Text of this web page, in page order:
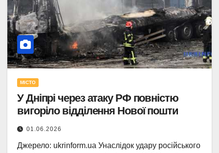
МІСТО
У Дніпрі через атаку РФ повністю
вигоріло відділення Нової пошти
01.06.2026
Джерело: ukrinform.ua Унаслідок удару російського